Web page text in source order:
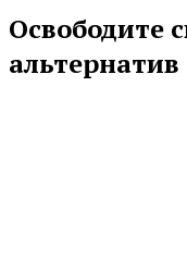
Освободите